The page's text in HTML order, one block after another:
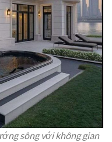
sông với không gian